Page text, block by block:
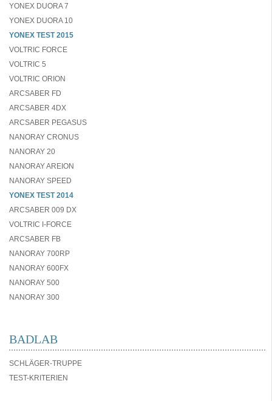
YONEX DUORA 7
YONEX DUORA 10
YONEX TEST 2015
VOLTRIC FORCE
VOLTRIC 5
VOLTRIC ORION
ARCSABER FD
ARCSABER 4DX
ARCSABER PEGASUS
NANORAY CRONUS
NANORAY 20
NANORAY AREION
NANORAY SPEED
YONEX TEST 2014
ARCSABER 009 DX
VOLTRIC I-FORCE
ARCSABER FB
NANORAY 700RP
NANORAY 600FX
NANORAY 500
NANORAY 300
BADLAB
SCHLÄGER-TRUPPE
TEST-KRITERIEN